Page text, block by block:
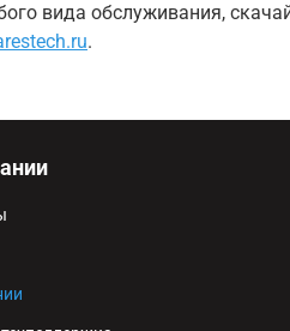
вида обслуживания,
.